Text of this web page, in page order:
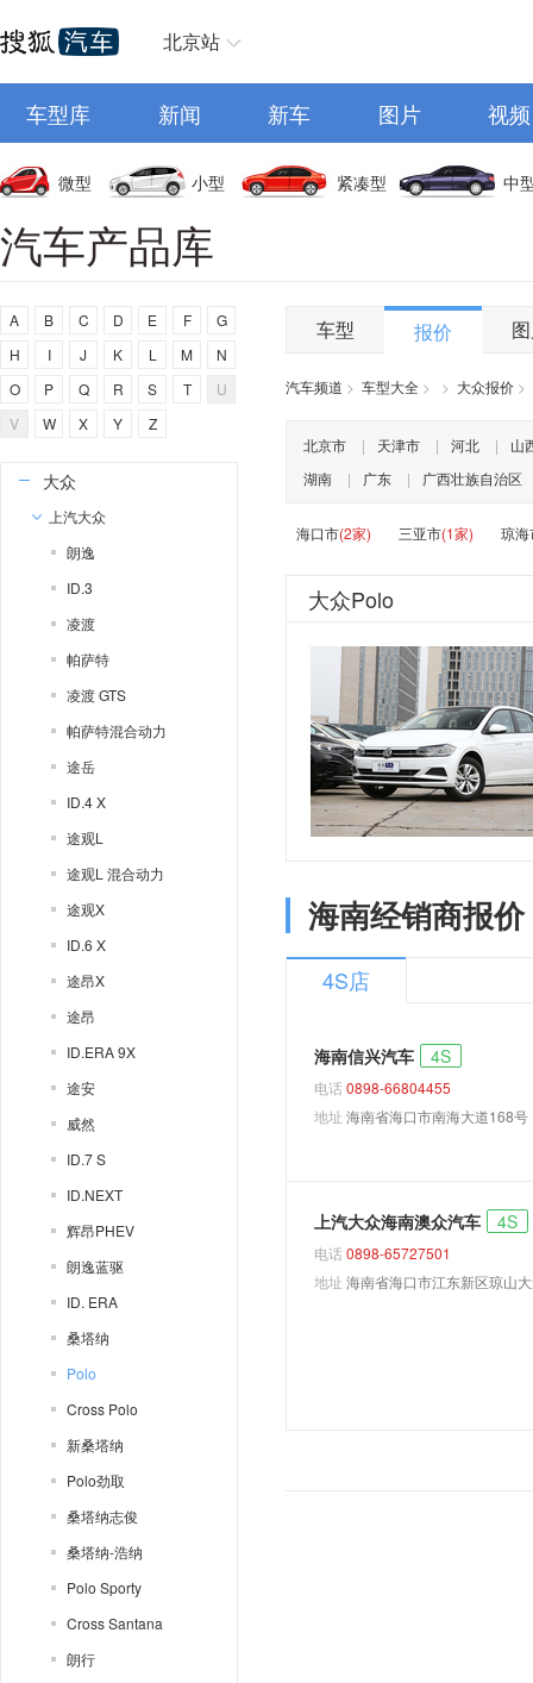
北京站
车型库 新闻 新车 图片 视频
微型 小型 紧凑型 中
汽车产品库
A B C D E F
G
H
I J K L M
N
O
P Q R S T
U
V
W X Y Z
C
长城
长安启源
长安凯程
昌河
曹操汽车
成功汽车
橙仕
大众
上汽大众
朗逸
ID.3
凌渡
帕萨特
凌渡 GTS
帕萨特混合动力
途岳
ID.4 X
途观L
途观L 混合动力
途观X
ID.6 X
途昂X
途昂
ID.ERA 9X
途安
威然
ID.7 S
ID.NEXT
辉昂PHEV
朗逸蓝驱
ID. ERA
桑塔纳
Polo
Cross Polo
新桑塔纳
Polo劲取
桑塔纳志俊
桑塔纳-浩纳
Polo Sporty
Cross Santana
朗行
车型 报价
汽车频道 > 车型大全 > > 大众报价 >
北京市 | 天津市 | 河北 |
山
湖南
| 广东 | 广西壮族自治区
海口市(2家) 三亚市(1家) 琼海
大众Polo
海南经销商报价
4S店
海南信兴汽车 4S
电话0898-66804455
地址 海南省海口市南海大道168号
上汽大众海南澳众汽车 4S
电话0898-65727501
地址 海南省海口市江东新区琼山